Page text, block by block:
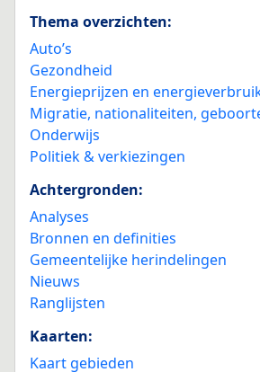
Thema overzichten:
Auto’s
Gezondheid
Energieprijzen en
Migratie, nationaliteiten,
Onderwijs
Politiek & verkiezingen
Achtergronden:
Analyses
Bronnen en definities
Gemeentelijke herindelingen
Nieuws
Ranglijsten
Kaarten:
Kaart gebieden